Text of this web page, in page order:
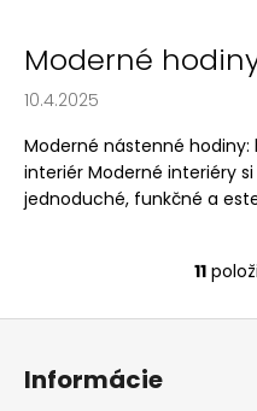
Moderné
10.4.2025
Moderné nástenné
interiér Moderné interiéry
jednoduché, funkčné a
11
Z
Informácie